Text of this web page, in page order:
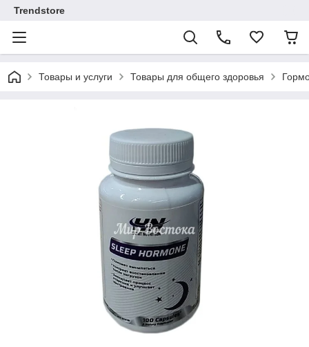
Trendstore
Товары и услуги Товары для общего здоровья